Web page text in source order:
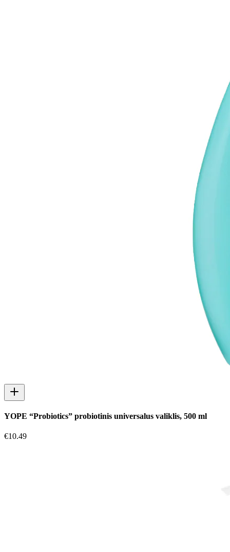
YOPE “Probiotics” probiotinis universalus valiklis, 500 ml
€10.49